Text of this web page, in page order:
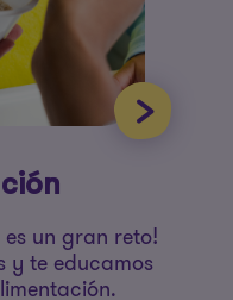
un gran reto!
y te educamos